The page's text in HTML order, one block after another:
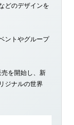
どのデザインを
ントやグループ
を開始し、新
ジナルの世界